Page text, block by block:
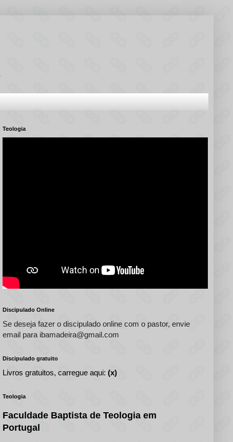
Teologia
Discipulado Online
Se deseja fazer o discipulado online com o pastor, envie
email para ibamadeira@gmail.com
Discipulado gratuito
Livros gratuitos, carregue aqui: (x)
Teologia
Faculdade Baptista de Teologia em
Portugal